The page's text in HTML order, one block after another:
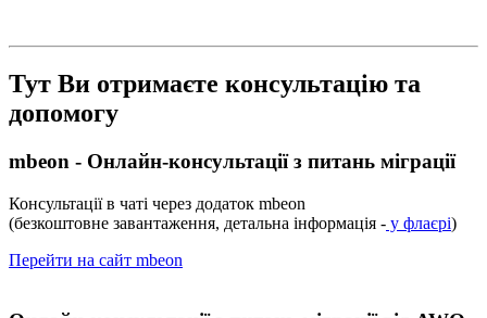
Тут Ви отримаєте консультацію та
допомогу
mbeon - Онлайн-консультації з питань міграції
Консультації в чаті через додаток mbeon
(безкоштовне завантаження, детальна інформація - у флаєрі)
Перейти на сайт mbeon